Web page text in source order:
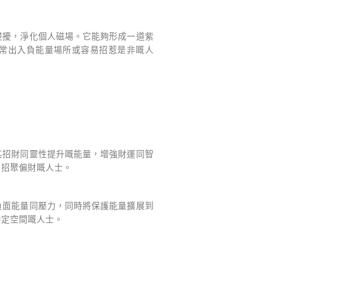
，淨化個人磁場。它能夠形成一道紫
出入負能量場所或容易招惹是非嘅人
財同靈性提升嘅能量，增強財運同智
聚偏財嘅人士。
能量同壓力，同時將保護能量擴展到
空間嘅人士。